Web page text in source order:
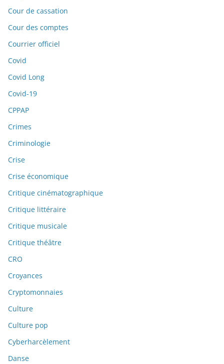
Cour de cassation
Cour des comptes
Courrier officiel
Covid
Covid Long
Covid-19
CPPAP
Crimes
Criminologie
Crise
Crise économique
Critique cinématographique
Critique littéraire
Critique musicale
Critique théâtre
CRO
Croyances
Cryptomonnaies
Culture
Culture pop
Cyberharcèlement
Danse